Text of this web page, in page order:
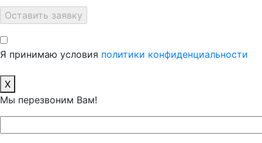
Я принимаю условия политики конфиденциальности
X
Мы перезвоним Вам!